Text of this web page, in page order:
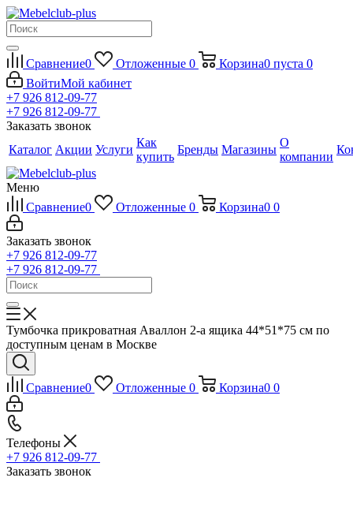
Сравнение0 Отложенные 0 Корзина0 пуста 0
ВойтиМой кабинет
+7 926 812-09-77
+7 926 812-09-77
Заказать звонок
Каталог Акции Услуги
Как
купить
Бренды Магазины
О
компании
Меню
Сравнение0 Отложенные 0 Корзина0 0
Заказать звонок
+7 926 812-09-77
+7 926 812-09-77
Тумбочка прикроватная Аваллон 2-а ящика 44*51*75 см по
доступным ценам в Москве
Сравнение0 Отложенные 0 Корзина0 0
Телефоны
+7 926 812-09-77
Заказать звонок